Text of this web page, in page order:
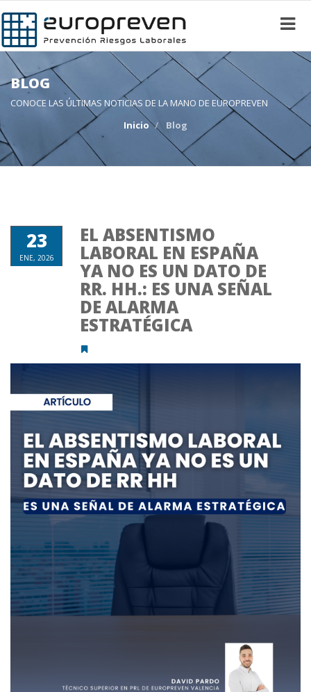
BLOG
CONOCE LAS ÚLTIMAS NOTICIAS DE LA MANO DE EUROPREVEN
Inicio
Blog
23
ENE, 2026
EL ABSENTISMO
LABORAL EN ESPAÑA
YA NO ES UN DATO DE
RR. HH.: ES UNA SEÑAL
DE ALARMA
ESTRATÉGICA